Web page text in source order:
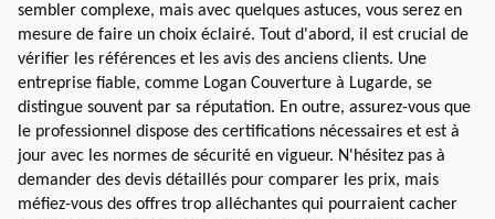
sembler complexe, mais avec quelques astuces, vous serez en
mesure de faire un choix éclairé. Tout d'abord, il est crucial de
vérifier les références et les avis des anciens clients. Une
entreprise fiable, comme Logan Couverture à Lugarde, se
distingue souvent par sa réputation. En outre, assurez-vous que
le professionnel dispose des certifications nécessaires et est à
jour avec les normes de sécurité en vigueur. N'hésitez pas à
demander des devis détaillés pour comparer les prix, mais
méfiez-vous des offres trop alléchantes qui pourraient cacher